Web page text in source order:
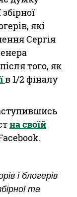
які
Сергія
того, як
в 1/2 фіналу
на своїй
і блогерів
та